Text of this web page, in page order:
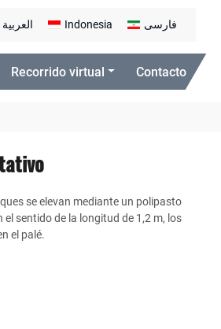
العربية Indonesia فارسی
Recorrido virtual Contacto
se elevan mediante un polipasto
sentido de la longitud de 1,2 m, los
el palé.